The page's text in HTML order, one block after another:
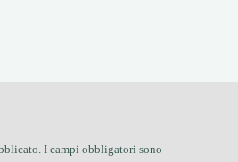
I campi obbligatori sono